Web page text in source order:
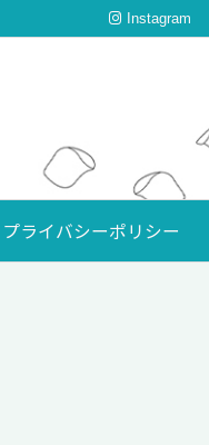
プライバシーポリシー
Instagram